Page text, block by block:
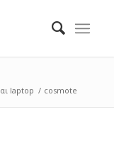
laptop / cosmote